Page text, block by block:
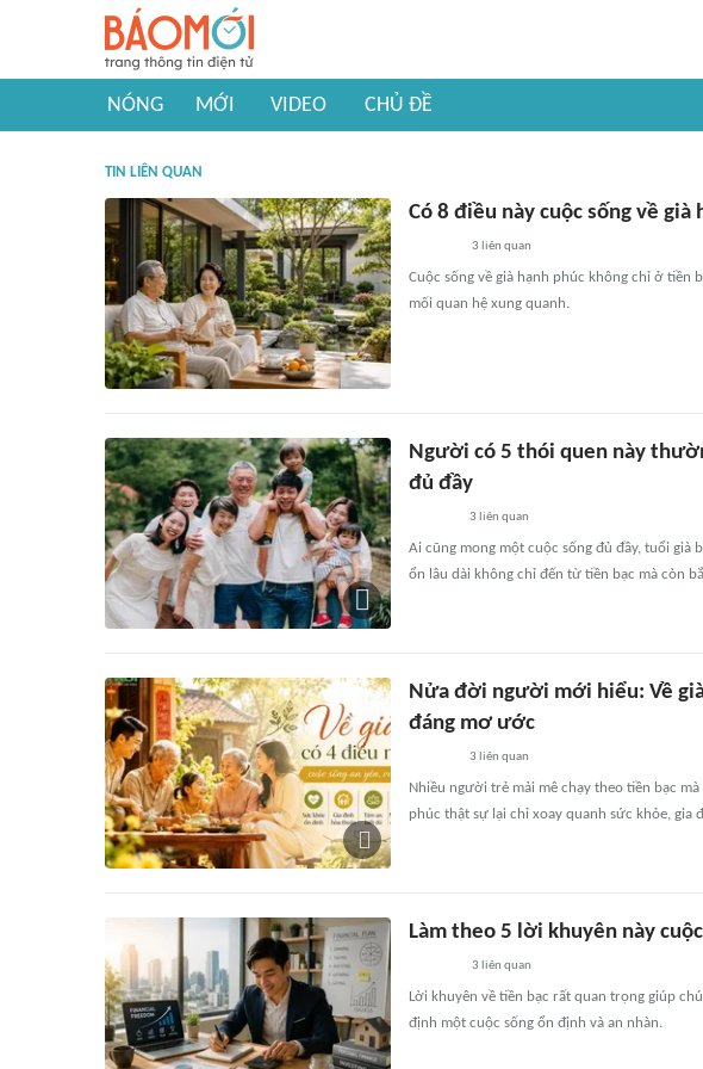
NÓNG MỚI VIDEO CHỦ ĐỀ
TIN LIÊN QUAN
Có 8 điều này cuộc sống về già
3 liên quan
Cuộc sống về già hạnh phúc không chỉ ở tiền
mối quan hệ xung quanh.
Người có 5 thói quen này
đủ đầy
3 liên quan
Ai cũng mong một cuộc sống đủ đầy, tuổi
ổn lâu dài không chỉ đến từ tiền bạc mà còn
Nửa đời người mới hiểu: Về
đáng mơ ước
3 liên quan
Nhiều người trẻ mải mê chạy theo tiền bạc
phúc thật sự lại chỉ xoay quanh sức khỏe, gia
Làm theo 5 lời khuyên này
3 liên quan
Lời khuyên về tiền bạc rất quan trọng giúp
định một cuộc sống ổn định và an nhàn.